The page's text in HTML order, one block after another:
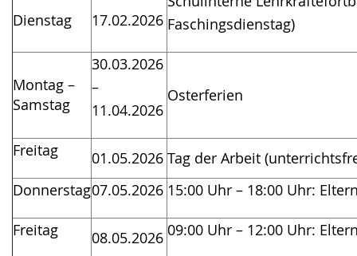
Dienstag 17.02.2026 Faschingsdienstag)
Montag –
Samstag
30.03.2026
–
11.04.2026
Osterferien
Freitag 01.05.2026 Tag der Arbeit
Donnerstag07.05.2026 15:00 Uhr – 18:00 Uhr:
Freitag 08.05.2026 09:00 Uhr – 12:00 Uhr: